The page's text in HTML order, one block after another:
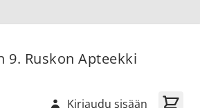
9. Ruskon Apteekki
Kirjaudu sisään